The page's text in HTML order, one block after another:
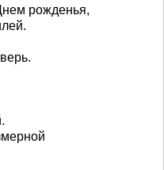
рожденья,